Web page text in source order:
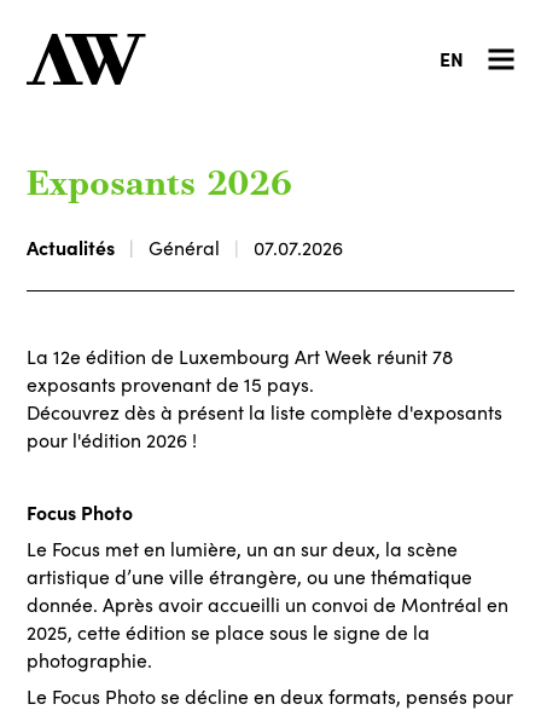
EN
Exposants 2026
Actualités Général 07.07.2026
La 12e édition de Luxembourg Art Week réunit 78
exposants provenant de 15 pays.
Découvrez dès à présent la liste complète d'exposants
pour l'édition 2026 !
Focus Photo
Le Focus met en lumière, un an sur deux, la scène
artistique d’une ville étrangère, ou une thématique
donnée. Après avoir accueilli un convoi de Montréal en
2025, cette édition se place sous le signe de la
photographie.
Le Focus Photo se décline en deux formats, pensés pour